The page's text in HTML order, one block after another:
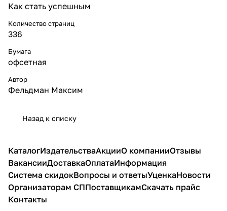
Как стать успешным
Количество страниц
336
Бумага
офсетная
Автор
Фельдман Максим
Назад к списку
КаталогИздательстваАкцииО компанииОтзывы
ВакансииДоставкаОплатаИнформация
Система скидокВопросы и ответыУценкаНовости
Организаторам СППоставщикамСкачать прайс
Контакты